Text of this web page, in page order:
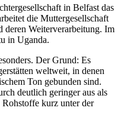
in Belfast das
die Muttergesellschaft
deren Weiterverarbeitung. Im
in Uganda.
Der Grund: Es
weltweit, in denen
Ton gebunden sind.
deutlich geringer aus als
kurz unter der